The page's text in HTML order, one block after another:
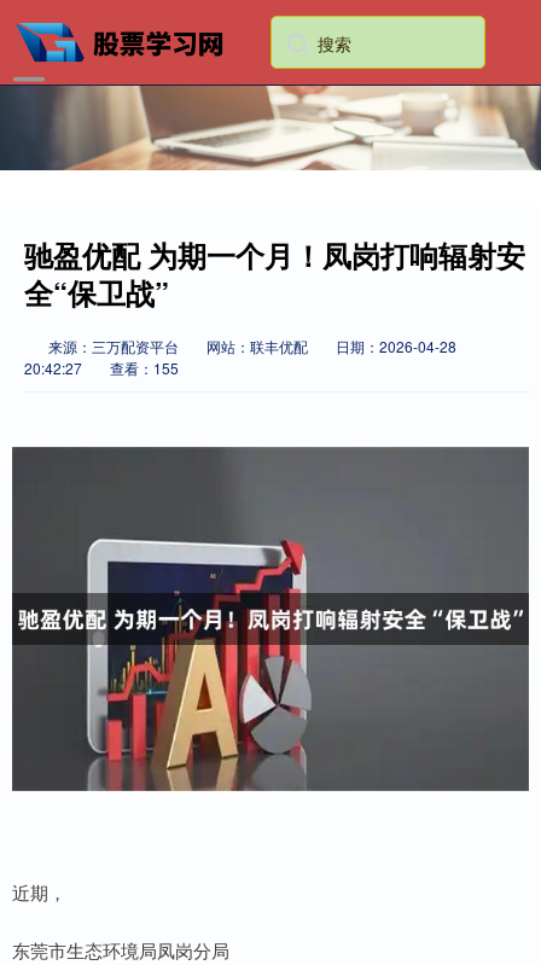
驰盈优配 为期一个月！凤岗打响辐射安
全“保卫战”
来源：三万配资平台 网站：联丰优配
日期：2026-04-28
20:42:27
查看：155
近期，
东莞市生态环境局凤岗分局